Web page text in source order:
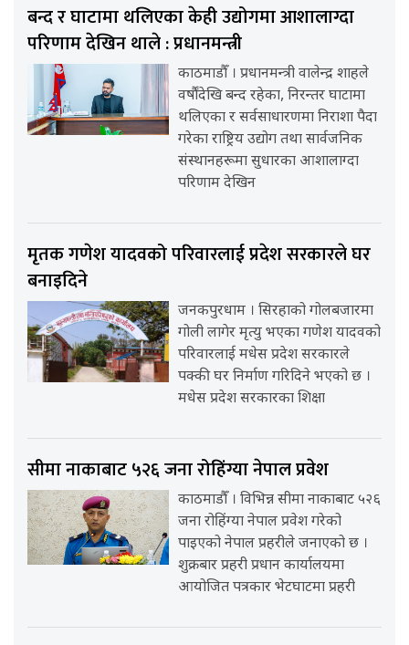
बन्द र घाटामा थलिएका केही उद्योगमा आशालाग्दा
परिणाम देखिन थाले : प्रधानमन्त्री
काठमाडौँ । प्रधानमन्त्री वालेन्द्र शाहले
वर्षौंदेखि बन्द रहेका, निरन्तर घाटामा
थलिएका र सर्वसाधारणमा निराशा पैदा
गरेका राष्ट्रिय उद्योग तथा सार्वजनिक
संस्थानहरूमा सुधारका आशालाग्दा
परिणाम देखिन
मृतक गणेश यादवको परिवारलाई प्रदेश सरकारले घर
बनाइदिने
जनकपुरधाम । सिरहाको गोलबजारमा
गोली लागेर मृत्यु भएका गणेश यादवको
परिवारलाई मधेस प्रदेश सरकारले
पक्की घर निर्माण गरिदिने भएको छ ।
मधेस प्रदेश सरकारका शिक्षा
सीमा नाकाबाट ५२६ जना रोहिंग्या नेपाल प्रवेश
काठमाडौँ । विभिन्न सीमा नाकाबाट ५२६
जना रोहिंग्या नेपाल प्रवेश गरेको
पाइएको नेपाल प्रहरीले जनाएको छ ।
शुक्रबार प्रहरी प्रधान कार्यालयमा
आयोजित पत्रकार भेटघाटमा प्रहरी